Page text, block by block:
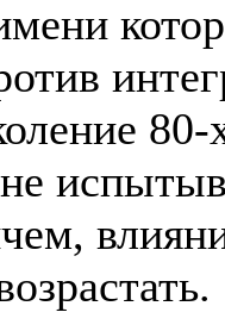
80-